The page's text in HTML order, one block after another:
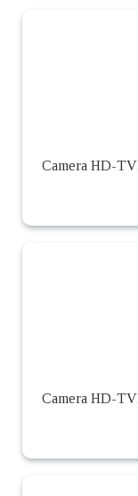
Camera HD-
Camera HD-